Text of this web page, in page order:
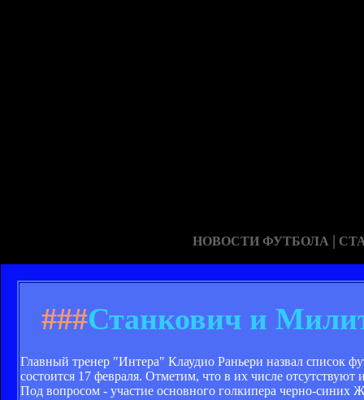
НОВОСТИ ФУТБОЛА |
###Станкович и
Главный тренер "Интера" Клаудио Раньери назвал список
состоится 17 февраля. Отметим, что в их числе
Под вопросом - участие основного голкипера черно-синих